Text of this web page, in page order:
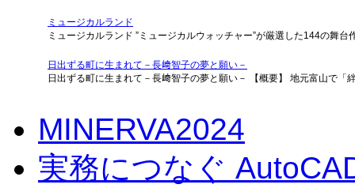
ミュージカルランド
ミュージカルランド ”ミュージカルウォッチャー”が厳選した144の舞
日出ずる町に生まれて－長﨑智子の夢と願い－
日出ずる町に生まれて－長﨑智子の夢と願い－ 【概要】 地元富山で
MINERVA2024
実務につなぐ